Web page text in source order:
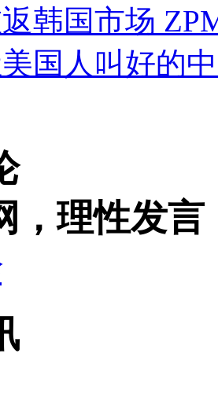
韩国市场
国人叫好的
，理性发言